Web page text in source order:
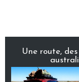
Une route,